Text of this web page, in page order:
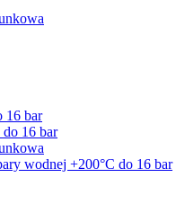
16 bar
16 bar
wodnej +200°C do 16 bar